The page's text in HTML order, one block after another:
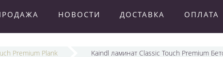
НОВОСТИ ДОСТАВКА ОПЛАТА
Premium Plank Kaindl ламинат Classic Touch Premium